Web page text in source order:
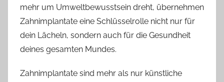
mehr um Umweltbewusstsein dreht, übernehmen
Zahnimplantate eine Schlüsselrolle nicht nur für
dein Lächeln, sondern auch für die Gesundheit
deines gesamten Mundes.
Zahnimplantate sind mehr als nur künstliche